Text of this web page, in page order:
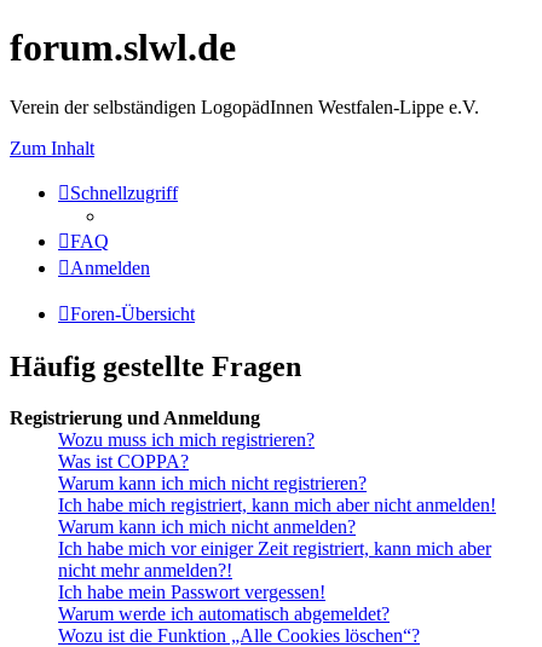
forum.slwl.de
Verein der selbständigen LogopädInnen Westfalen-Lippe e.V.
Zum Inhalt
Schnellzugriff
FAQ
Anmelden
Foren-Übersicht
Häufig gestellte Fragen
Registrierung und Anmeldung
Wozu muss ich mich registrieren?
Was ist COPPA?
Warum kann ich mich nicht registrieren?
Ich habe mich registriert, kann mich aber nicht anmelden!
Warum kann ich mich nicht anmelden?
Ich habe mich vor einiger Zeit registriert, kann mich aber
nicht mehr anmelden?!
Ich habe mein Passwort vergessen!
Warum werde ich automatisch abgemeldet?
Wozu ist die Funktion „Alle Cookies löschen“?